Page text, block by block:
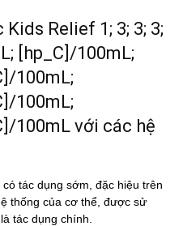
Relief 1; 3; 3; 3;
[hp_C]/100mL;
100mL;
100mL;
100mL với các hệ
tác dụng sớm, đặc hiệu trên
thống của cơ thể, được sử
tác dụng chính.